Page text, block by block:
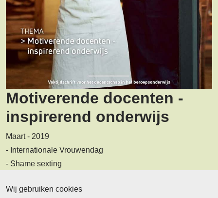
Motiverende docenten -
inspirerend onderwijs
Maart - 2019
- Internationale Vrouwendag
- Shame sexting
- Het bevorderen van onderzoeksvaardigheden
Wij gebruiken cookies